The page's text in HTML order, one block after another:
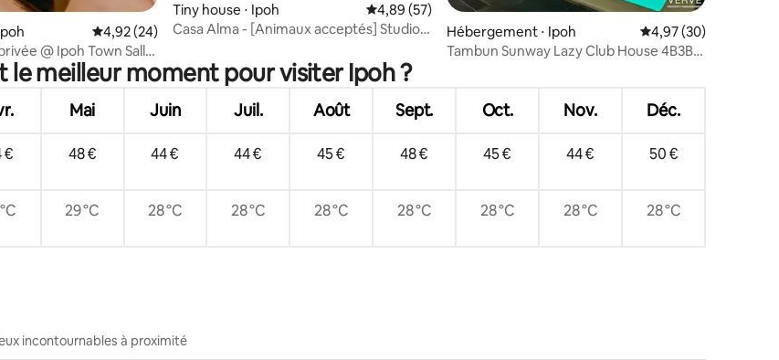
de 67 commentaires : 4,99 sur 5
Évaluation moyenne sur la base de 24 commentaires : 4,92 sur 5
4,92 (24)
@ Ipoh Town Salle
Tiny house ⋅ Ipoh Évaluation moyenne sur la base de 57 commentaires : 4,89 sur 5
4,89 (57)
Casa Alma - [Animaux acceptés] Studio
Hébergement ⋅ Ipoh Évaluation moyenne
4,97 (30)
Tambun Sunway Lazy Club House 4B3B
le meilleur moment pour visiter Ipoh ?
Mai Juin Juil. Août Sept. Oct. Nov. Déc.
€ 48 € 44 € 44 € 45 € 48 € 45 € 44 € 50 €
29 °C 28 °C 28 °C 28 °C 28 °C 28 °C 28 °C 28 °C
incontournables à proximité